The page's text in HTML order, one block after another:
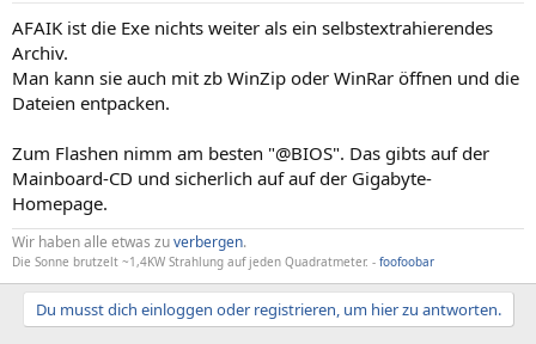
AFAIK ist die Exe nichts weiter als ein selbstextrahierendes
Archiv.
Man kann sie auch mit zb WinZip oder WinRar öffnen und die
Dateien entpacken.
Zum Flashen nimm am besten "@BIOS". Das gibts auf der
Mainboard-CD und sicherlich auf auf der Gigabyte-
Homepage.
Wir haben alle etwas zuverbergen.
Die Sonne brutzelt ~1,4KW Strahlung auf jeden Quadratmeter. - foofoobar
Du musst dich einloggen oder registrieren, um hier zu antworten.